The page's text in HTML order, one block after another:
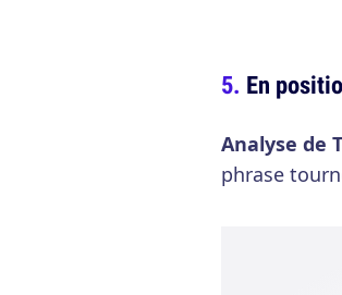
En
Analyse de
phrase